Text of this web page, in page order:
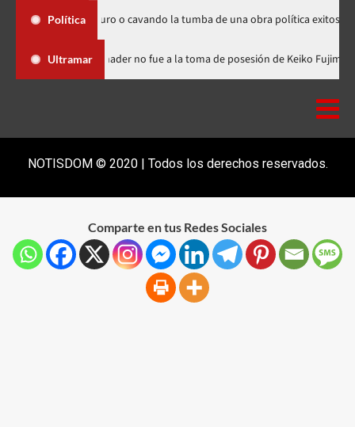
Política
futuro o cavando la tumba de una obra política exitosa”
Ultramar Luis Abinader no fue a la toma de posesión de
NOTISDOM © 2020 | Todos los derechos reservados.
Comparte en tus Redes Sociales